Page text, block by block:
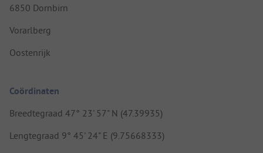
6850 Dornbirn
Vorarlberg
Oostenrijk
Coördinaten
Breedtegraad 47° 23' 57" N (47.39935)
Lengtegraad 9° 45' 24" E (9.75668333)